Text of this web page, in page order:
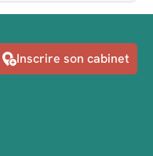
Inscrire son cabinet